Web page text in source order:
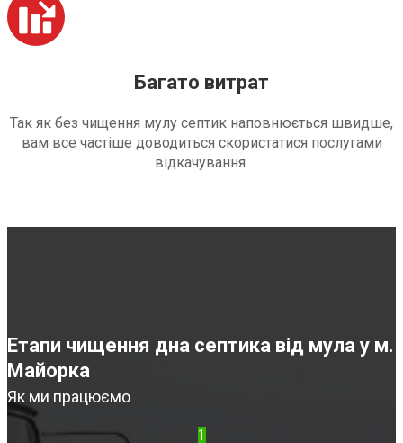
Багато витрат
Так як без чищення мулу септик наповнюється швидше,
вам все частіше доводиться скористатися послугами
відкачування.
Етапи чищення дна септика від мула у м.
Майорка
Як ми працюємо
1